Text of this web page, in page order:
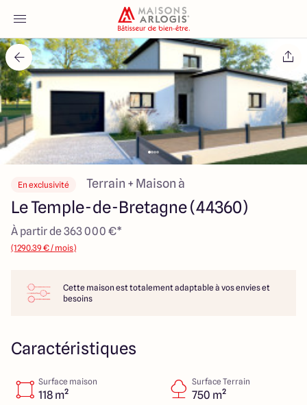
Accueil
Nos maisons
Nos annonces
Votre projet
Qui sommes-nous
Maisons ARLOGIS Nantes
4.7 4.7
En exclusivité Terrain + Maison à
Le Temple-de-Bretagne (44360)
À partir de 363 000 €*
(1290.39 € / mois)
Cette maison est totalement adaptable à vos envies et
besoins
Caractéristiques
Surface maison
118 m²
Surface Terrain
750 m²